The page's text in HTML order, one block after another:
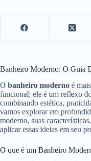
Banheiro Moderno: O Guia
O banheiro moderno é
funcional; ele é um reflexo
combinando estética,
vamos explorar em
moderno, suas
aplicar essas ideias em seu
O que é um Banheiro